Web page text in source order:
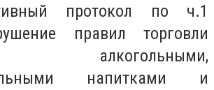
протокол по ч.1
правил торговли
напитками и